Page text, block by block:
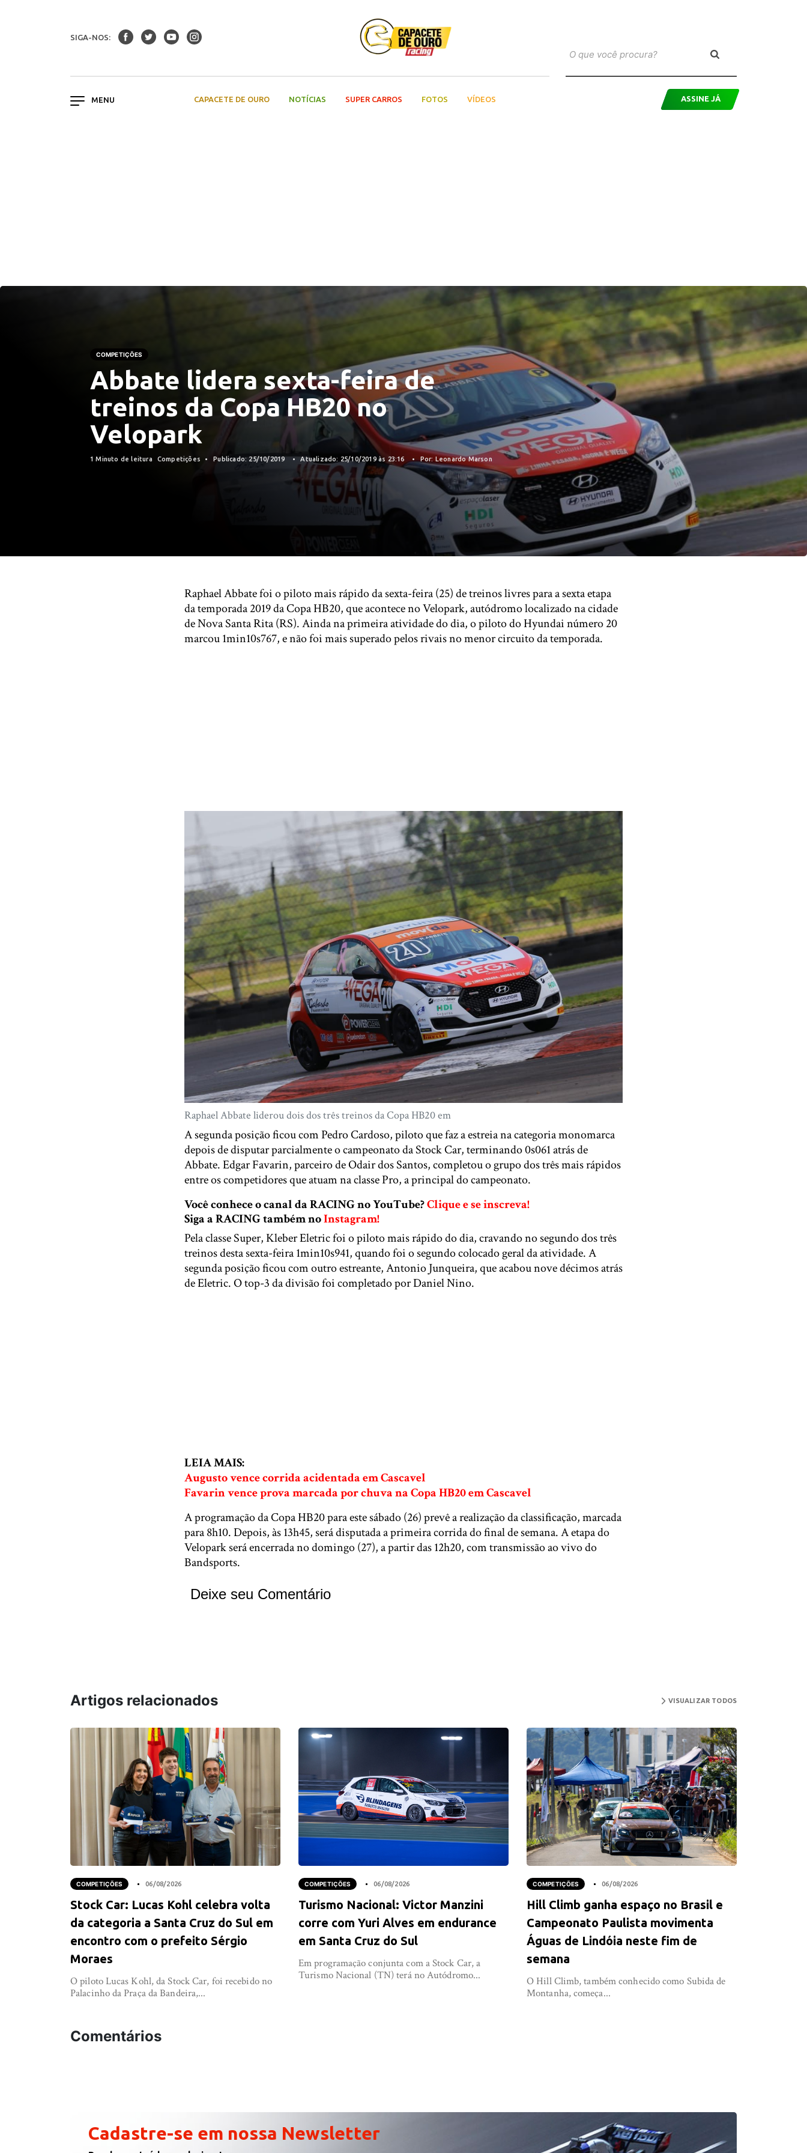
SIGA-NOS:
CAPACETE DE OURO NOTÍCIAS SUPER CARROS FOTOS VÍDEOS ASSINE JÁ
COMPETIÇÕES
Abbate lidera sexta-feira de
treinos da Copa HB20 no
Velopark
1 Minuto de leitura Competições Publicado: 25/10/2019 Atualizado: 25/10/2019 às 23:16 Por: Leonardo Marson
Raphael Abbate foi o piloto mais rápido da sexta-feira (25) de treinos livres para a sexta etapa
da temporada 2019 da Copa HB20, que acontece no Velopark, autódromo localizado na cidade
de Nova Santa Rita (RS). Ainda na primeira atividade do dia, o piloto do Hyundai número 20
marcou 1min10s767, e não foi mais superado pelos rivais no menor circuito da temporada.
Raphael Abbate liderou dois dos três treinos da Copa HB20 em
A segunda posição ficou com Pedro Cardoso, piloto que faz a estreia na categoria monomarca
depois de disputar parcialmente o campeonato da Stock Car, terminando 0s061 atrás de
Abbate. Edgar Favarin, parceiro de Odair dos Santos, completou o grupo dos três mais rápidos
entre os competidores que atuam na classe Pro, a principal do campeonato.
Você conhece o canal da RACING no YouTube?Clique e se inscreva!
Siga a RACING também noInstagram!
Pela classe Super, Kleber Eletric foi o piloto mais rápido do dia, cravando no segundo dos três
treinos desta sexta-feira 1min10s941, quando foi o segundo colocado geral da atividade. A
segunda posição ficou com outro estreante, Antonio Junqueira, que acabou nove décimos atrás
de Eletric. O top-3 da divisão foi completado por Daniel Nino.
LEIA MAIS:
Augusto vence corrida acidentada em Cascavel
Favarin vence prova marcada por chuva na Copa HB20 em Cascavel
A programação da Copa HB20 para este sábado (26) prevê a realização da classificação, marcada
para 8h10. Depois, às 13h45, será disputada a primeira corrida do final de semana. A etapa do
Velopark será encerrada no domingo (27), a partir das 12h20, com transmissão ao vivo do
Bandsports.
Deixe seu Comentário
Artigos relacionados VISUALIZAR TODOS
COMPETIÇÕES 06/08/2026
Stock Car: Lucas Kohl celebra volta
da categoria a Santa Cruz do Sul em
encontro com o prefeito Sérgio
Moraes
O piloto Lucas Kohl, da Stock Car, foi recebido no
Palacinho da Praça da Bandeira,...
COMPETIÇÕES 06/08/2026
Turismo Nacional: Victor Manzini
corre com Yuri Alves em endurance
em Santa Cruz do Sul
Em programação conjunta com a Stock Car, a
Turismo Nacional (TN) terá no Autódromo...
COMPETIÇÕES 06/08/2026
Hill Climb ganha espaço no Brasil e
Campeonato Paulista movimenta
Águas de Lindóia neste fim de
semana
O Hill Climb, também conhecido como Subida de
Montanha, começa...
Comentários
Cadastre-se em nossa Newsletter